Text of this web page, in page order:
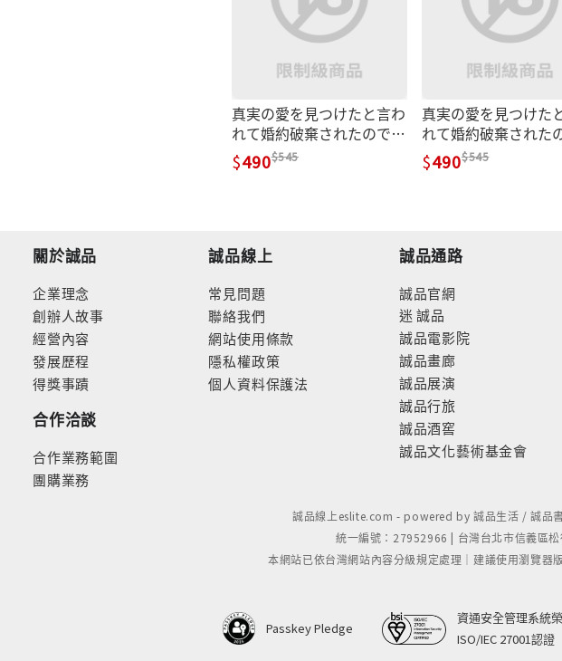
真実の愛を見つけたと言わ
れて婚約破棄されたので、
復縁を迫られても今さらも
う遅いです!
490 545
真実の愛を見つけた
れて婚約破棄された
復縁を迫られても今
う遅いです! 2 Mノベ
490 545
關於誠品
企業理念
創辦人故事
經營內容
發展歷程
得獎事蹟
合作洽談
合作業務範圍
團購業務
誠品線上
常見問題
聯絡我們
網站使用條款
隱私權政策
個人資料保護法
誠品通路
誠品官網
迷 誠品
誠品電影院
誠品畫廊
誠品展演
誠品行旅
誠品酒窖
誠品文化藝術基金會
誠品線上eslite.com - powered by 誠品生活 / 誠品
統一編號：27952966 | 台灣台北市信義區
本網站已依台灣網站內容分級規定處理｜建議使用瀏覽
Passkey Pledge
資通安全管理系統
ISO/IEC 27001認證